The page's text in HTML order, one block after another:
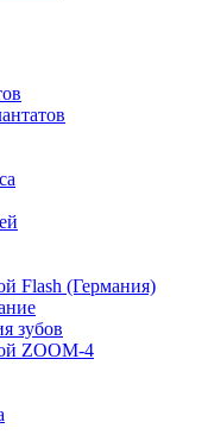
Flash (Германия)
зубов
ZOOM-4